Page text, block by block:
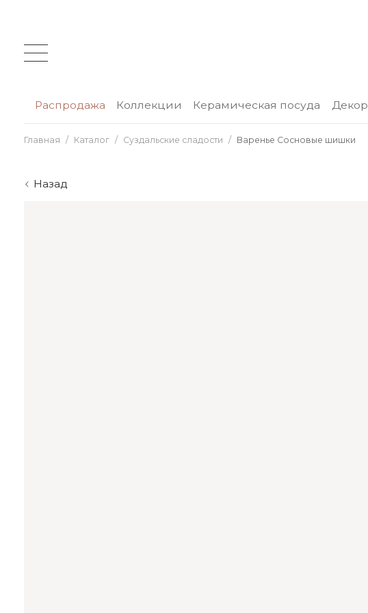
Распродажа Коллекции Керамическая посуда Декор
Главная Каталог Суздальские сладости Варенье Сосновые шишки
Назад